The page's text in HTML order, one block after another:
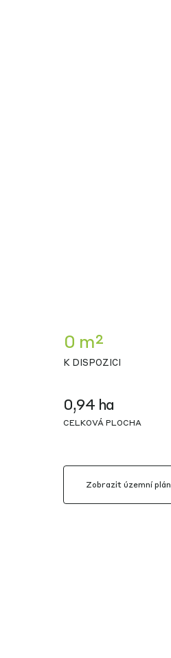
0 m²
K DISPOZICI
0,94 ha
CELKOVÁ PLOCHA
Zobrazit územní plán